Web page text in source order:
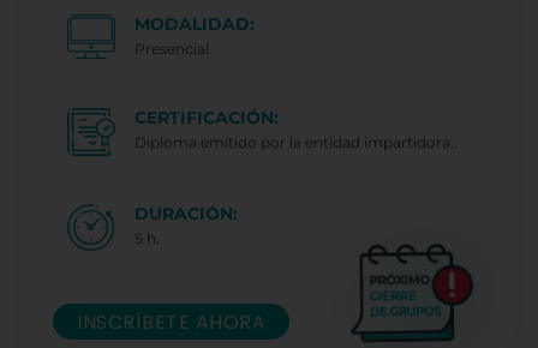
MODALIDAD:
Presencial.
CERTIFICACIÓN:
Diploma emitido por la entidad impartidora..
DURACIÓN:
5 h.
INSCRÍBETE AHORA